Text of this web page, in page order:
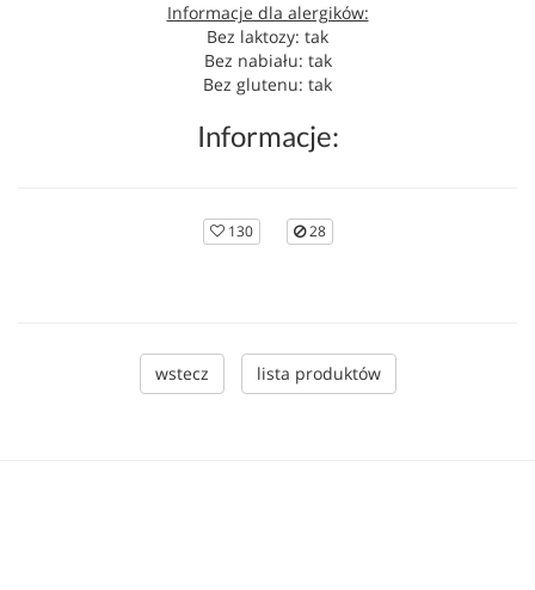
Informacje dla alergików:
Bez laktozy: tak
Bez nabiału: tak
Bez glutenu: tak
Informacje:
130 28
wstecz lista produktów